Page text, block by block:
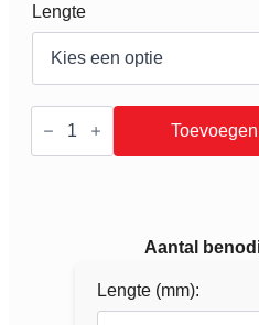
Lengte
JI
45/333/1000
Aantal
Lengte (mm):